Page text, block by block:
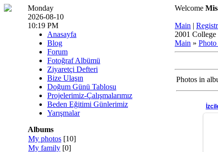
Monday
2026-08-10
10:19 PM
Anasayfa
Blog
Forum
Fotoğraf Albümü
Ziyaretçi Defteri
Bize Ulaşın
Doğum Günü Tablosu
Projelerimiz-Çalışmalarımız
Beden Eğitimi Günlerimiz
Yarışmalar
Albums
My photos [10]
My family [0]
Welcome
Main |
2001 College
Main »
Photos in